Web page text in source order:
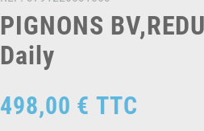
PIGNONS
Daily
498,00 € TTC